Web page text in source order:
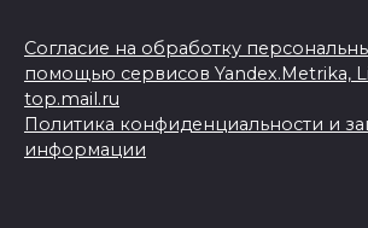
Согласие на обработку
помощью сервисов Yandex.Metrika,
top.mail.ru
Политика конфиденциальности и
информации